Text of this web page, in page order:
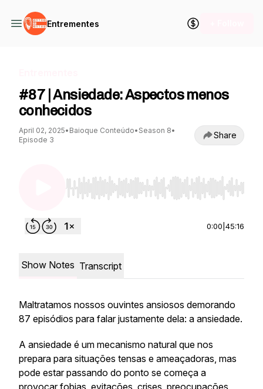
Entrementes
#87 | Ansiedade: Aspectos menos
conhecidos
April 02, 2025• Baioque Conteúdo• Season 8•
Episode 3
Share
Use Left/Right to seek, Home/End to jump
0:00 45:16
Show Notes Transcript
Maltratamos nossos ouvintes ansiosos demorando
87 episódios para falar justamente dela: a ansiedade.
A ansiedade é um mecanismo natural que nos
prepara para situações tensas e ameaçadoras, mas
pode estar passando do ponto se começa a
provocar fobias, evitações, crises, preocupações